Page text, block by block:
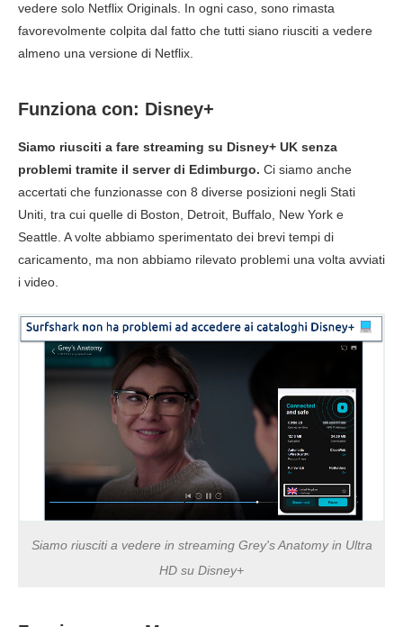
vedere solo Netflix Originals. In ogni caso, sono rimasta
favorevolmente colpita dal fatto che tutti siano riusciti a vedere
almeno una versione di Netflix.
Funziona con: Disney+
Siamo riusciti a fare streaming su Disney+ UK senza
problemi tramite il server di Edimburgo. Ci siamo anche
accertati che funzionasse con 8 diverse posizioni negli Stati
Uniti, tra cui quelle di Boston, Detroit, Buffalo, New York e
Seattle. A volte abbiamo sperimentato dei brevi tempi di
caricamento, ma non abbiamo rilevato problemi una volta avviati
i video.
Siamo riusciti a vedere in streaming Grey's Anatomy in Ultra
HD su Disney+